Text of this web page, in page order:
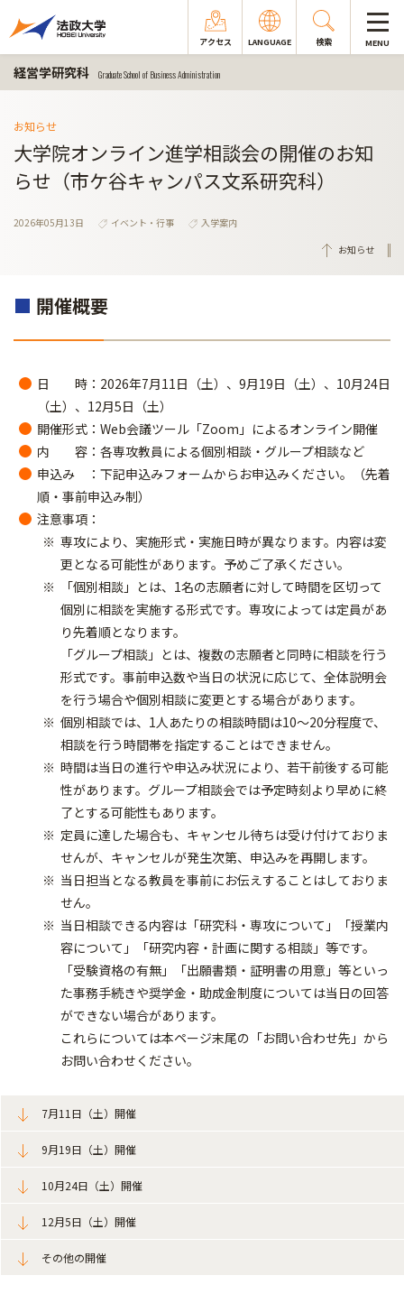
アクセス LANGUAGE 検索 MENU
経営学研究科 Graduate School of Business Administration
お知らせ
大学院オンライン進学相談会の開催のお知
らせ（市ケ谷キャンパス文系研究科）
2026年05月13日 イベント・行事
入学案内
お知らせ
■ 開催概要
日 時：2026年7月11日（土）、9月19日（土）、10月24日
（土）、12月5日（土）
開催形式：Web会議ツール「Zoom」によるオンライン開催
内 容：各専攻教員による個別相談・グループ相談など
申込み ：下記申込みフォームからお申込みください。（先着
順・事前申込み制）
注意事項：
専攻により、実施形式・実施日時が異なります。内容は変
更となる可能性があります。予めご了承ください。
「個別相談」とは、1名の志願者に対して時間を区切って
個別に相談を実施する形式です。専攻によっては定員があ
り先着順となります。
「グループ相談」とは、複数の志願者と同時に相談を行う
形式です。事前申込数や当日の状況に応じて、全体説明会
を行う場合や個別相談に変更とする場合があります。
個別相談では、1人あたりの相談時間は10〜20分程度で、
相談を行う時間帯を指定することはできません。
時間は当日の進行や申込み状況により、若干前後する可能
性があります。グループ相談会では予定時刻より早めに終
了とする可能性もあります。
定員に達した場合も、キャンセル待ちは受け付けておりま
せんが、キャンセルが発生次第、申込みを再開します。
当日担当となる教員を事前にお伝えすることはしておりま
せん。
当日相談できる内容は「研究科・専攻について」「授業内
容について」「研究内容・計画に関する相談」等です。
「受験資格の有無」「出願書類・証明書の用意」等といっ
た事務手続きや奨学金・助成金制度については当日の回答
ができない場合があります。
これらについては本ページ末尾の「お問い合わせ先」から
お問い合わせください。
7月11日（土）開催
9月19日（土）開催
10月24日（土）開催
12月5日（土）開催
その他の開催